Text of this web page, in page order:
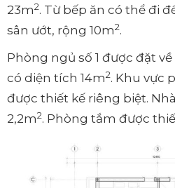
23m2. Từ bếp ăn có thể đi
sân ướt, rộng 10m2.
Phòng ngủ số 1 được đặt
có diện tích 14m2. Khu vực
được thiết kế riêng biệt.
2,2m2. Phòng tắm được